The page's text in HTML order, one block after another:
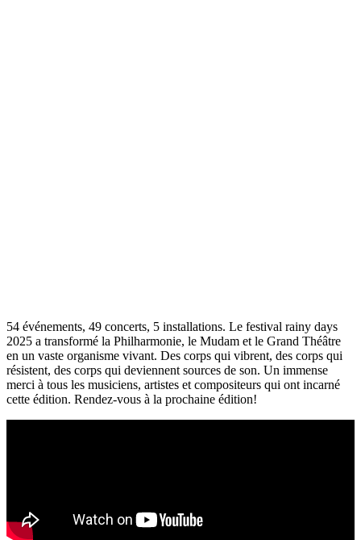
54 événements, 49 concerts, 5 installations. Le festival rainy days
2025 a transformé la Philharmonie, le Mudam et le Grand Théâtre
en un vaste organisme vivant. Des corps qui vibrent, des corps qui
résistent, des corps qui deviennent sources de son. Un immense
merci à tous les musiciens, artistes et compositeurs qui ont incarné
cette édition. Rendez-vous à la prochaine édition!